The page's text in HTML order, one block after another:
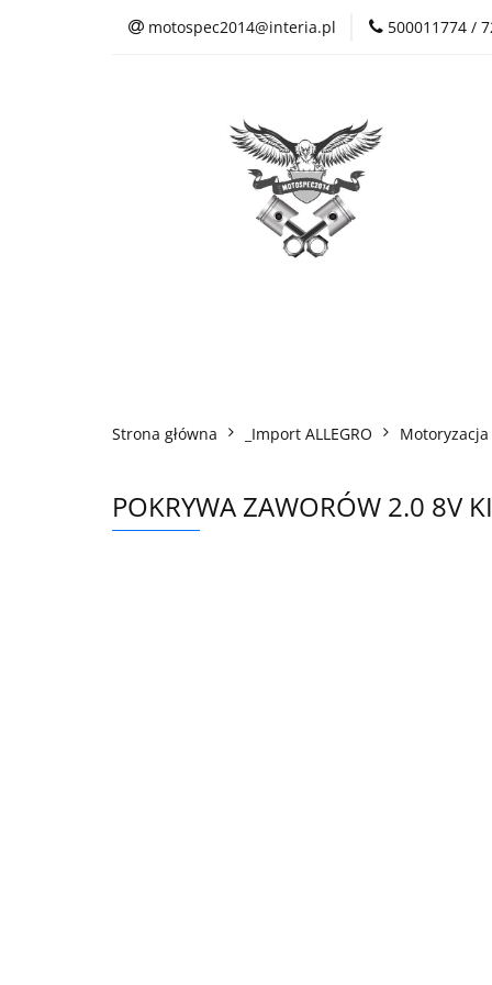
motospec2014@interia.pl 500011774 /
Sklep Auto Części
Kontakt
Strona główna _Import ALLEGRO Motoryzacja
POKRYWA ZAWORÓW 2.0 8V